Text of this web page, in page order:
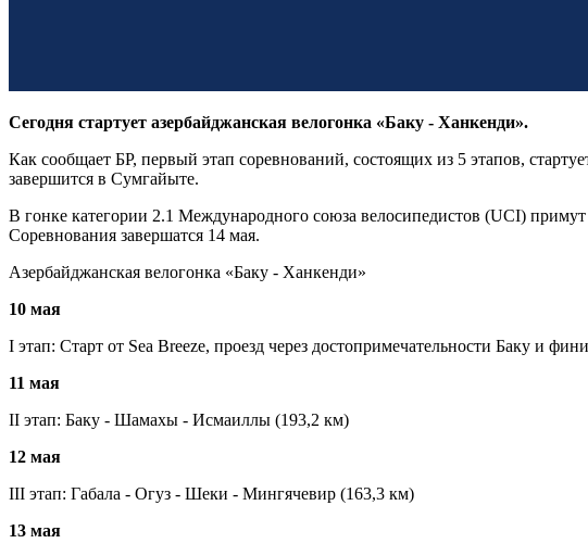
Сегодня стартует азербайджанская велогонка «Баку - Ханкенди».
Как сообщает БР, первый этап соревнований, состоящих из 5 этапов,
завершится в Сумгайыте.
В гонке категории 2.1 Международного союза велосипедистов (UCI)
Соревнования завершатся 14 мая.
Азербайджанская велогонка «Баку - Ханкенди»
10 мая
I этап: Старт от Sea Breeze, проезд через достопримечательности Баку и
11 мая
II этап: Баку - Шамахы - Исмаиллы (193,2 км)
12 мая
III этап: Габала - Огуз - Шеки - Мингячевир (163,3 км)
13 мая